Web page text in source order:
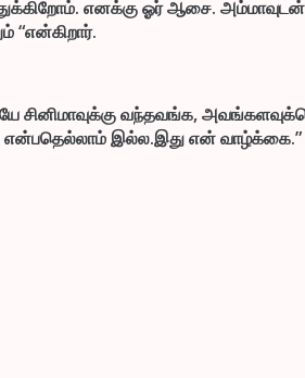
எனக்கு ஓர் ஆசை.
“என்கிறார்.
வந்தவங்க,
என்பதெல்லாம் இல்ல.இது என் வாழ்க்கை.”